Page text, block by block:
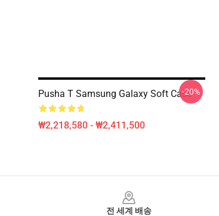
Pusha T Samsung Galaxy Soft Case
₩2,218,580 - ₩2,411,500
-20%
전 세계 배송